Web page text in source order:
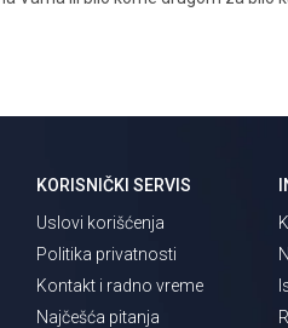
KORISNIČKI SERVIS
Uslovi korišćenja
Politika privatnosti
Kontakt i radno vreme
Najčešća pitanja